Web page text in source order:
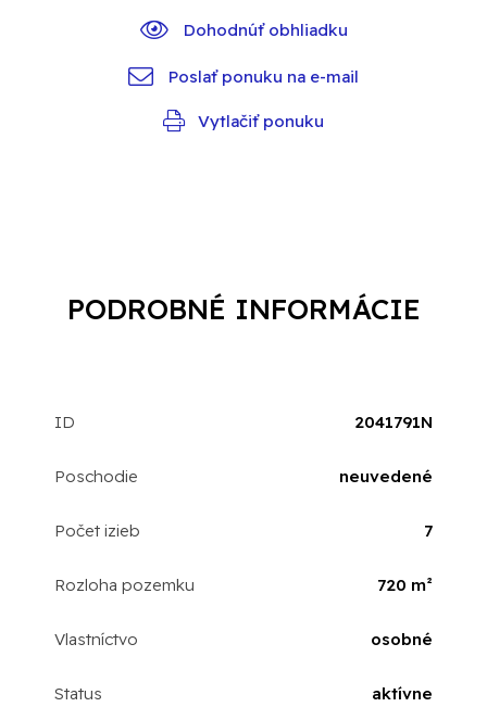
Dohodnúť obhliadku
Poslať ponuku na e-mail
Vytlačiť ponuku
PODROBNÉ INFORMÁCIE
ID 2041791N
Poschodie neuvedené
Počet izieb 7
Rozloha pozemku 720 m²
Vlastníctvo osobné
Status aktívne